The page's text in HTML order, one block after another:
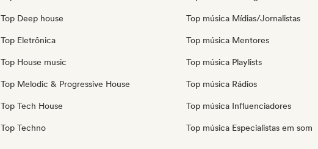
Top Deep house
Top Eletrônica
Top House music
Top Melodic & Progressive House
Top Tech House
Top Techno
Top música Mídias/Jornalistas
Top música Mentores
Top música Playlists
Top música Rádios
Top música Influenciadores
Top música Especialistas em som